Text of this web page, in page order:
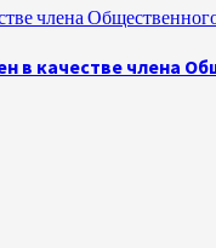
члена
качестве члена